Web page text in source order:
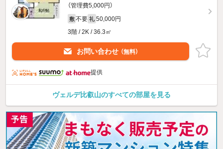
（管理費5,000円）
敷 不要 礼 50,000円
3階 / 2K / 36.3㎡
お問い合わせ （無料）
提供
ヴェルデ比叡山のすべての部屋を見る